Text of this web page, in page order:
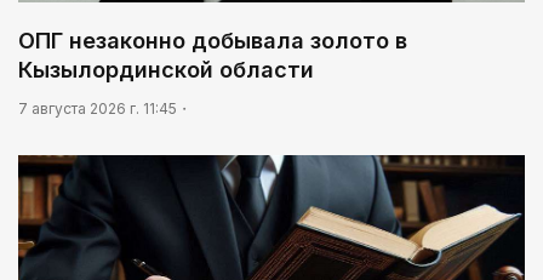
Нужен ли бумажный документ?
ОПГ незаконно добывала золото в
Кызылординской области
7 августа 2026 г. 11:45